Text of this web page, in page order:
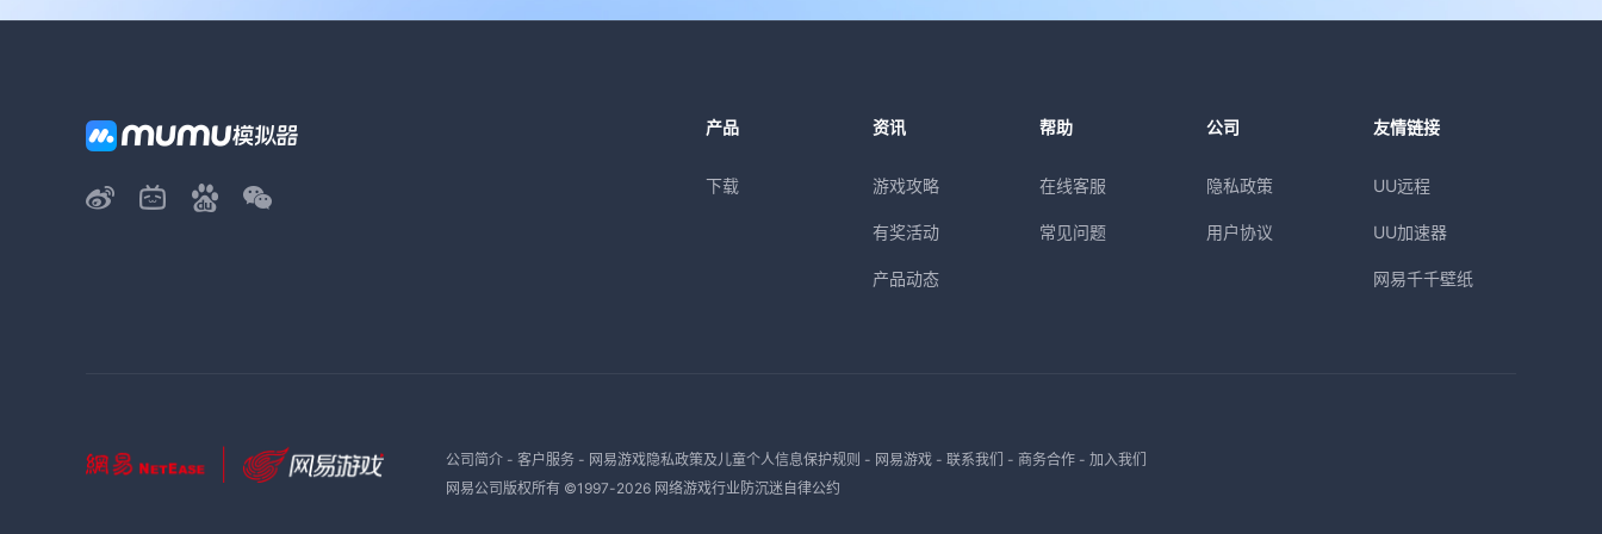
产品
下载
资讯
游戏攻略
有奖活动
产品动态
帮助
在线客服
常见问题
公司
隐私政策
用户协议
友情链接
UU远程
UU加速器
网易千千壁纸
公司简介- 客户服务- 网易游戏隐私政策及儿童个人信息保护规则 - 网易游戏- 联系我们 - 商务合作- 加入我们
网易公司版权所有 ©1997-2026 网络游戏行业防沉迷自律公约